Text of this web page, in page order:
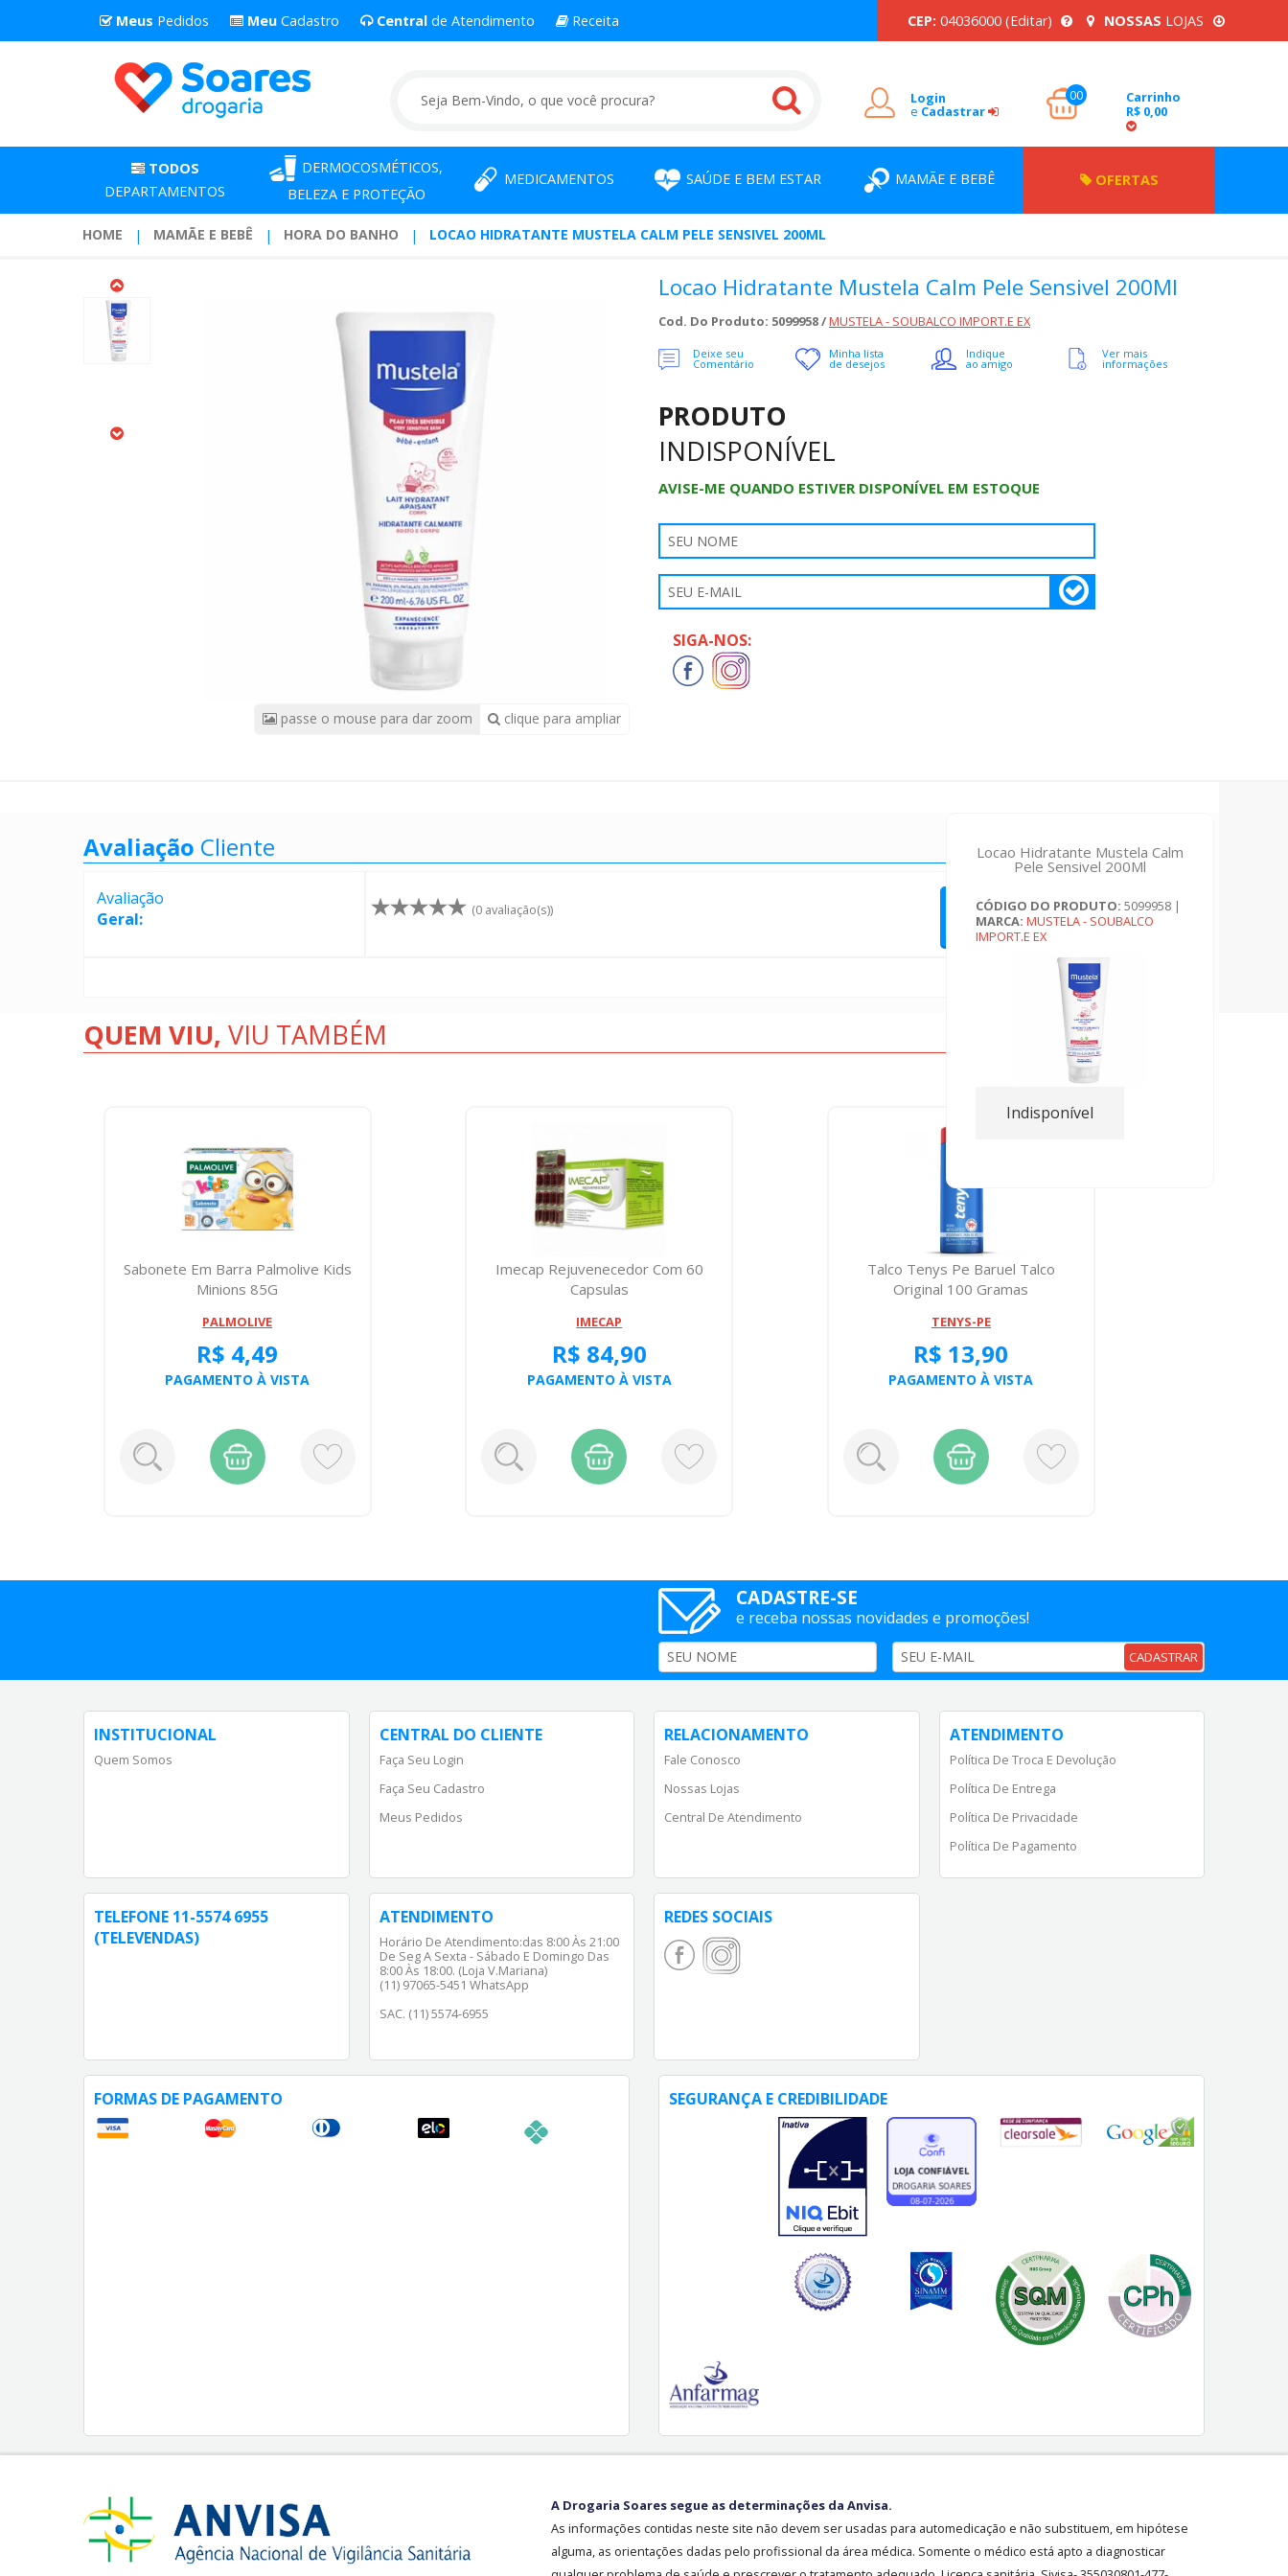
Meus Pedidos Meu Cadastro Central de Atendimento Receita CEP: 04036000 (Editar) NOSSAS LOJAS
Login
e Cadastrar
00
Carrinho
R$ 0,00
TODOS
DEPARTAMENTOS
DERMOCOSMÉTICOS,
BELEZA E PROTEÇÃO
MEDICAMENTOS SAÚDE E BEM ESTAR MAMÃE E BEBÊ OFERTAS
HOME MAMÃE E BEBÊ HORA DO BANHO LOCAO HIDRATANTE MUSTELA CALM PELE SENSIVEL 200ML
Locao
Hidratante
Mustela
Sensivel
passe o mouse para dar zoom clique para ampliar
Locao Hidratante Mustela Calm Pele Sensivel 200Ml
Cod. Do Produto: 5099958 /MUSTELA - SOUBALCO IMPORT.E EX
Deixe seu
Comentário
Minha lista
de desejos
Indique
ao amigo
Ver mais
informações
PRODUTO
INDISPONÍVEL
AVISE-ME QUANDO ESTIVER DISPONÍVEL EM ESTOQUE
SIGA-NOS:
Locao Hidratante Mustela Calm
Pele Sensivel 200Ml
CÓDIGO DO PRODUTO: 5099958 |
MARCA: MUSTELA - SOUBALCO
IMPORT.E EX
Indisponível
Avaliação Cliente
Avaliação
Geral:
(0 avaliação(s)) QUERO FAZER UMA AVALIAÇÃO
QUEM VIU, VIU TAMBÉM
Sabonete Em Barra Palmolive Kids
Minions 85G
PALMOLIVE
R$ 4,49
PAGAMENTO À VISTA
Imecap Rejuvenecedor Com 60
Capsulas
IMECAP
R$ 84,90
PAGAMENTO À VISTA
Talco Tenys Pe Baruel Talco
Original 100 Gramas
TENYS-PE
R$ 13,90
PAGAMENTO À VISTA
CADASTRE-SE
e receba nossas novidades e promoções!
CADASTRAR
INSTITUCIONAL
Quem Somos
CENTRAL DO CLIENTE
Faça Seu Login
Faça Seu Cadastro
Meus Pedidos
RELACIONAMENTO
Fale Conosco
Nossas Lojas
Central De Atendimento
ATENDIMENTO
Política De Troca E Devolução
Política De Entrega
Política De Privacidade
Política De Pagamento
TELEFONE 11-5574 6955
(TELEVENDAS)
ATENDIMENTO
Horário De Atendimento:das 8:00 Às 21:00
De Seg A Sexta - Sábado E Domingo Das
8:00 Às 18:00. (Loja V.Mariana)
(11) 97065-5451 WhatsApp
SAC. (11) 5574-6955
REDES SOCIAIS
FORMAS DE PAGAMENTO SEGURANÇA E CREDIBILIDADE
A Drogaria Soares segue as determinações da Anvisa.
As informações contidas neste site não devem ser usadas para automedicação e não substituem, em hipótese
alguma, as orientações dadas pelo profissional da área médica. Somente o médico está apto a diagnosticar